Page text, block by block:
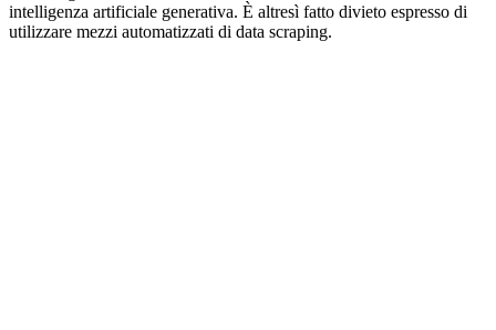
intelligenza artificiale generativa. È altresì fatto divieto espresso di
utilizzare mezzi automatizzati di data scraping.